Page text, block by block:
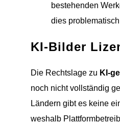
bestehenden
dies
KI-Bilder
Die Rechtslage zu KI-
noch nicht vollständig
Ländern gibt es keine
weshalb